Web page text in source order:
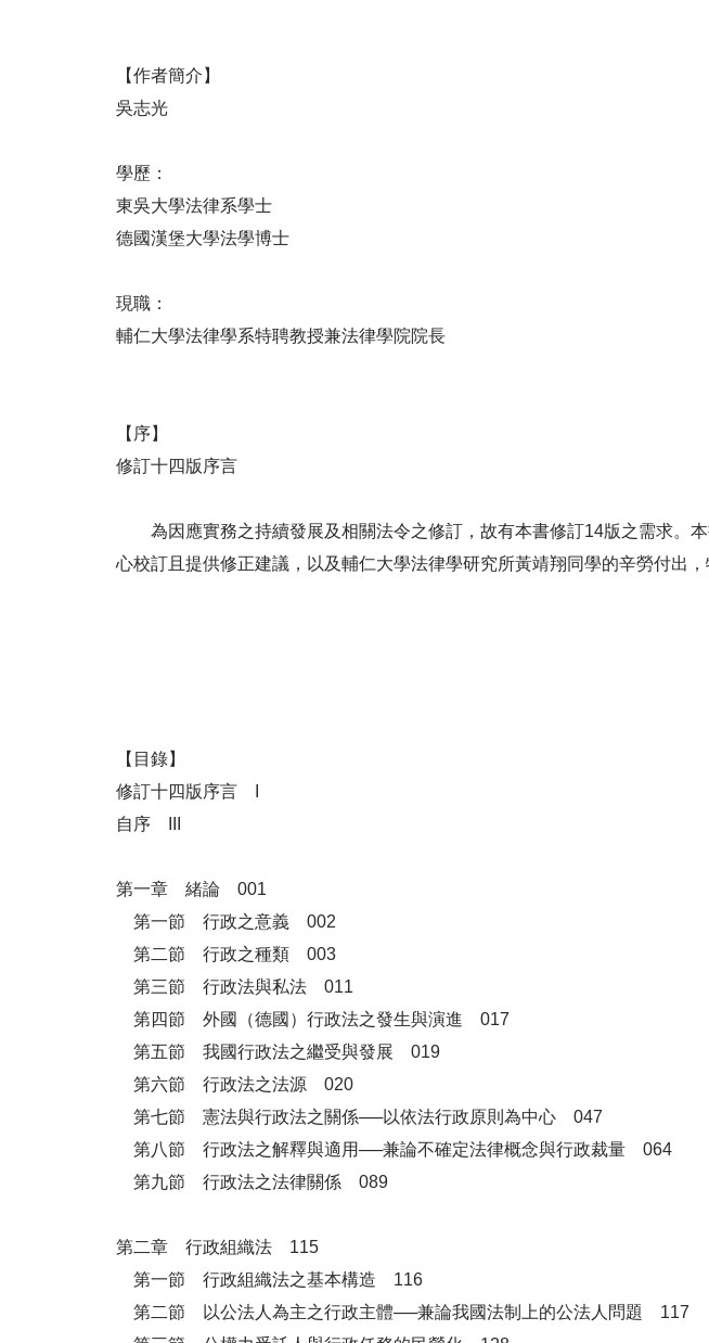
【作者簡介】
吳志光
學歷：
東吳大學法律系學士
德國漢堡大學法學博士
現職：
輔仁大學法律學系特聘教授兼法律學院院長
【序】
修訂十四版序言
為因應實務之持續發展及相關法令之修訂，故有本書修訂14版之需求。
心校訂且提供修正建議，以及輔仁大學法律學研究所黃靖翔同學的辛勞付出
【目錄】
修訂十四版序言 I
自序 III
第一章 緒論 001
第一節 行政之意義 002
第二節 行政之種類 003
第三節 行政法與私法 011
第四節 外國（德國）行政法之發生與演進 017
第五節 我國行政法之繼受與發展 019
第六節 行政法之法源 020
第七節 憲法與行政法之關係──以依法行政原則為中心 047
第八節 行政法之解釋與適用──兼論不確定法律概念與行政裁量 064
第九節 行政法之法律關係 089
第二章 行政組織法 115
第一節 行政組織法之基本構造 116
第二節 以公法人為主之行政主體──兼論我國法制上的公法人問題 117